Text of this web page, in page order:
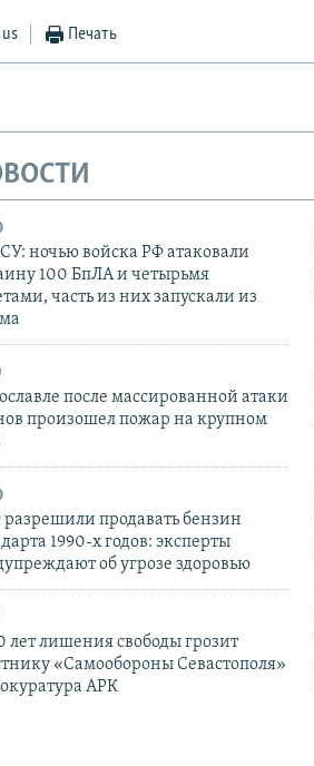
Печать
ночью войска РФ атаковали
100 БпЛА и четырьмя
часть из них запускали из
после массированной атаки
произошел пожар на крупном
разрешили продавать бензин
1990-х годов: эксперты
об угрозе здоровью
лет лишения свободы грозит
«Самообороны Севастополя»
АРК